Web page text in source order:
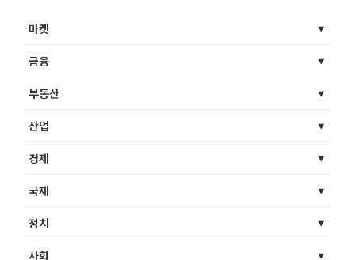
마켓
금융
부동산
산업
경제
국제
정치
사회